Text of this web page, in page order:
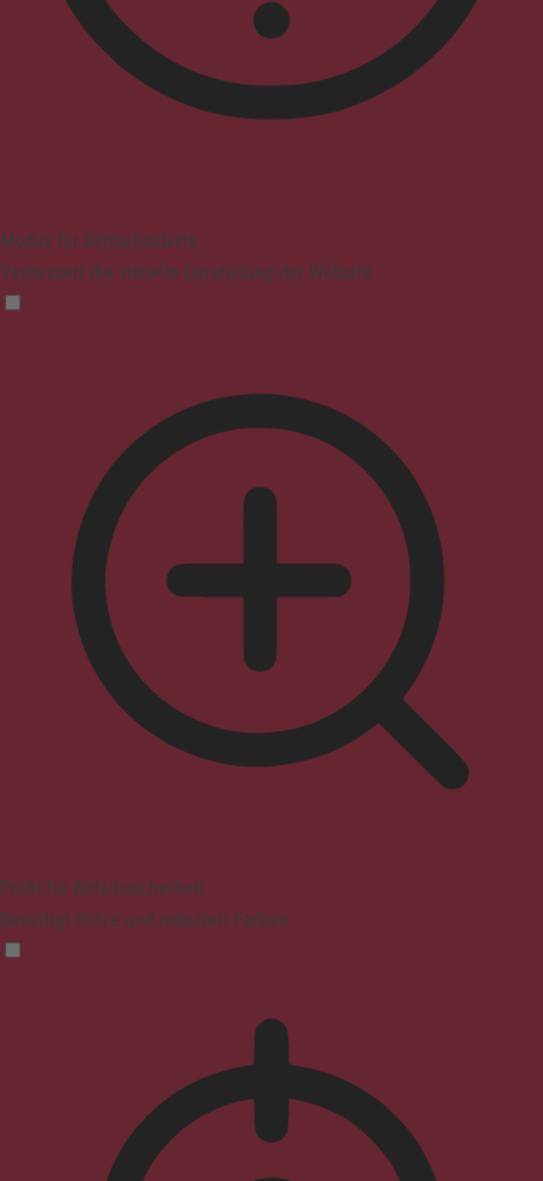
Modus für Sehbehinderte
Verbessert die visuelle Darstellung der Website
Profil für Anfallssicherheit
Beseitigt Blitze und reduziert Farben